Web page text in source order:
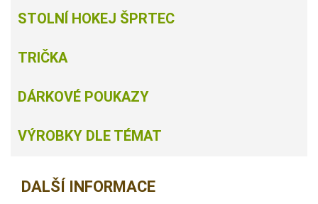
STOLNÍ HOKEJ ŠPRTEC
TRIČKA
DÁRKOVÉ POUKAZY
VÝROBKY DLE TÉMAT
DALŠÍ INFORMACE